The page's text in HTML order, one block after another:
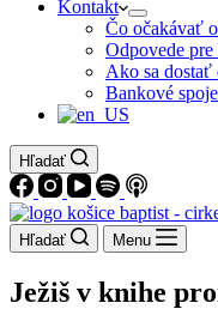
Kontakt
Čo očakávať
Odpovede
Ako sa dostať
Bankové
Hľadať
Hľadať Menu
Ježiš v knihe